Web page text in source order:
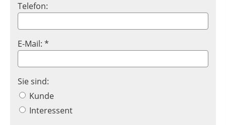
Telefon:
E-Mail: *
Sie sind:
Kunde
Interessent